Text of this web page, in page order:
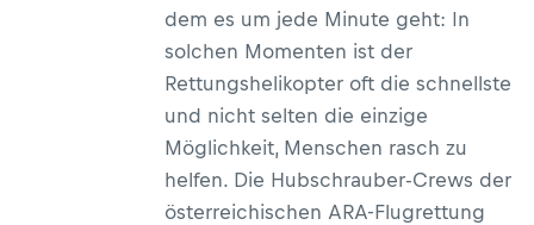
dem es um jede Minute geht: In
solchen Momenten ist der
Rettungshelikopter oft die schnellste
und nicht selten die einzige
Möglichkeit, Menschen rasch zu
helfen. Die Hubschrauber-Crews der
österreichischen ARA-Flugrettung